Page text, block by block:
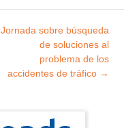
Jornada sobre búsqueda
de soluciones al
problema de los
accidentes de tráfico →